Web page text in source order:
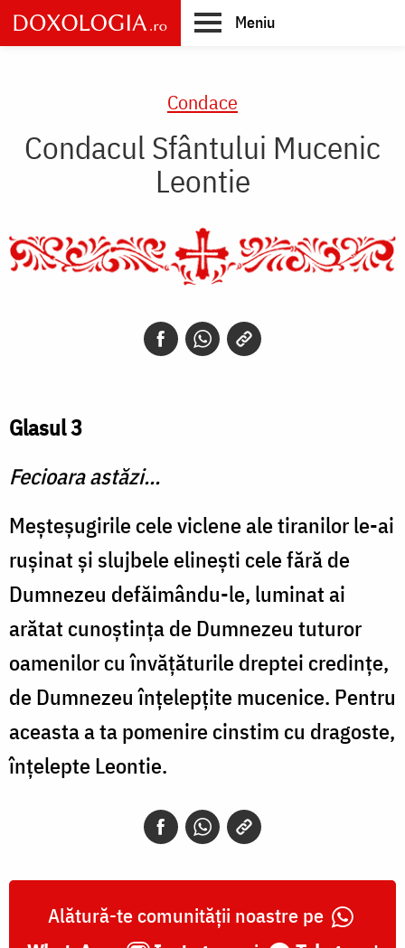
Skip
to
main
Meniu
Condace
Condacul Sfântului Mucenic
Leontie
Glasul 3
Fecioara astăzi...
Meşteşugirile cele viclene ale tiranilor le-ai
ruşinat şi slujbele elineşti cele fără de
Dumnezeu defăimându-le, luminat ai
arătat cunoştinţa de Dumnezeu tuturor
oamenilor cu învăţăturile dreptei credinţe,
de Dumnezeu înţelepţite mucenice. Pentru
aceasta a ta pomenire cinstim cu dragoste,
înţelepte Leontie.
Alătură-te comunității noastre pe